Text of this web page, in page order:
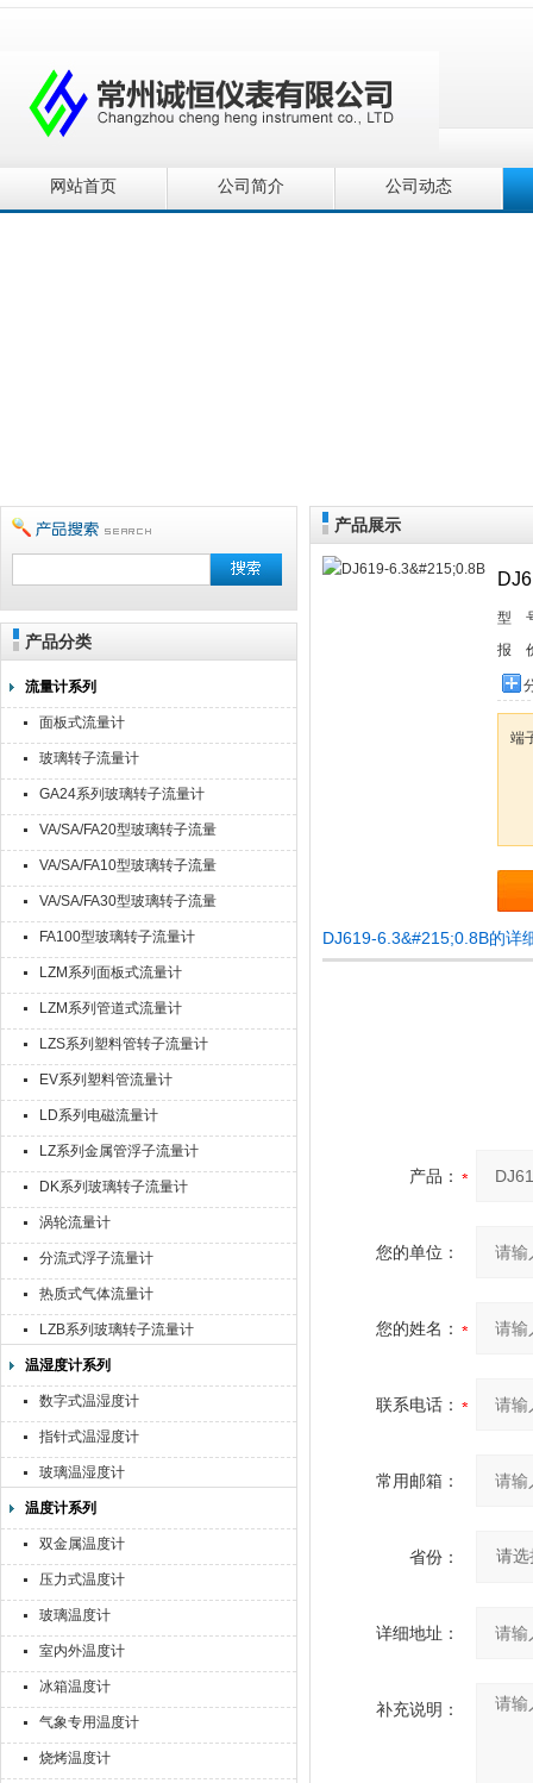
网站首页 公司简介 公司动态
产品分类
流量计系列
面板式流量计
玻璃转子流量计
GA24系列玻璃转子流量计
VA/SA/FA20型玻璃转子流量
计
VA/SA/FA10型玻璃转子流量
计
VA/SA/FA30型玻璃转子流量
计
FA100型玻璃转子流量计
LZM系列面板式流量计
LZM系列管道式流量计
LZS系列塑料管转子流量计
EV系列塑料管流量计
LD系列电磁流量计
LZ系列金属管浮子流量计
DK系列玻璃转子流量计
涡轮流量计
分流式浮子流量计
热质式气体流量计
LZB系列玻璃转子流量计
温湿度计系列
数字式温湿度计
指针式温湿度计
玻璃温湿度计
温度计系列
双金属温度计
压力式温度计
玻璃温度计
室内外温度计
冰箱温度计
气象专用温度计
烧烤温度计
产品展示
型
报
端
DJ619-6.3&#215;0.8B的详
产品：
您的单位：
您的姓名：
联系电话：
常用邮箱：
省份：
详细地址：
补充说明：